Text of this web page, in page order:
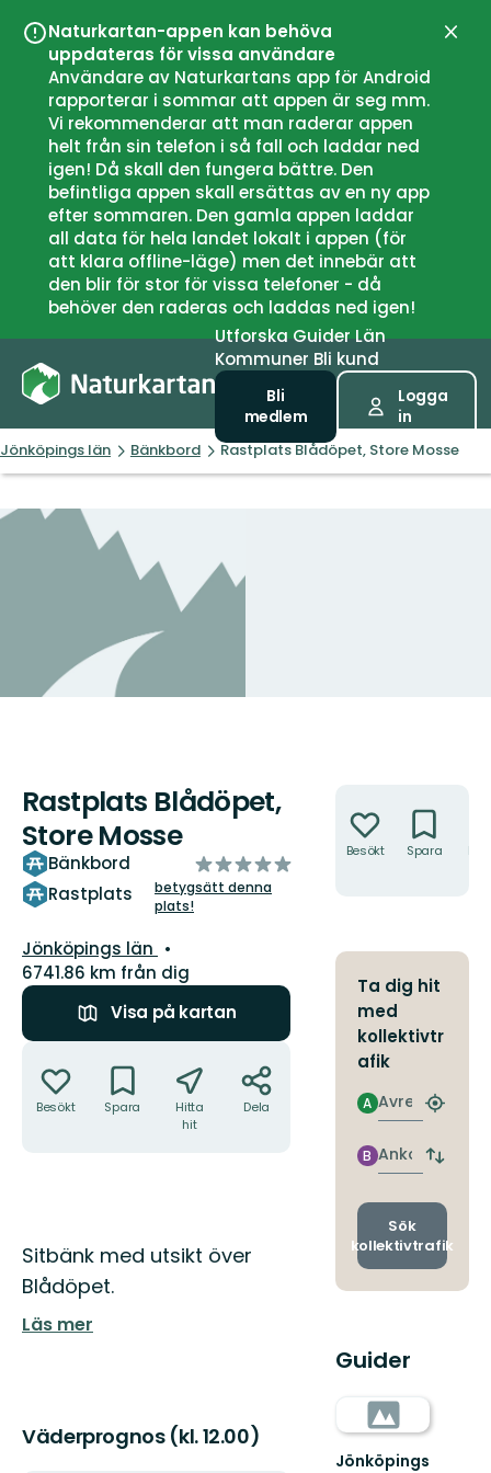
Naturkartan-appen kan behöva
uppdateras för vissa användare
Användare av Naturkartans app för Android
rapporterar i sommar att appen är seg mm.
Vi rekommenderar att man raderar appen
helt från sin telefon i så fall och laddar ned
igen! Då skall den fungera bättre. Den
befintliga appen skall ersättas av en ny app
efter sommaren. Den gamla appen laddar
all data för hela landet lokalt i appen (för
att klara offline-läge) men det innebär att
den blir för stor för vissa telefoner - då
behöver den raderas och laddas ned igen!
UtforskaGuiderLän
Kommuner Bli kund
Bli
medlem
Logga
in
Jönköpings län Bänkbord Rastplats Blådöpet, Store Mosse
Rastplats Blådöpet,
Store Mosse
Bänkbord
Rastplats
av
5
stjärnor
betygsätt denna
plats!
Län:
Jönköpings län
6741.86 km från dig
Visa på kartan
Besökt Spara
Hitta
hit
Dela
Beskrivning
Sitbänk med utsikt över
Blådöpet.
Läs mer
Väderprognos (kl. 12.00)
Besökt Spara
Ta dig hit
med
kollektivtr
afik
Avresa
A
Hitta
Ankomst
B
Byt
och
Sök
kollektivtrafik
Guider
Jönköpings